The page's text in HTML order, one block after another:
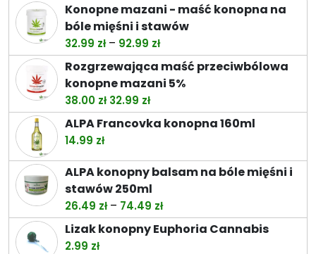
Konopne mazani - maść konopna na
bóle mięśni i stawów
32.99 zł – 92.99 złZakres
cen:
od
do
92.99 zł
Rozgrzewająca maść przeciwbólowa
konopne mazani 5%
38.00 zł Pierwotna
cena
32.99 złAktualna
cena
ALPA Francovka konopna 160ml
14.99 zł
ALPA konopny balsam na bóle mięśni i
stawów 250ml
26.49 zł – 74.49 złZakres
cen:
od
Lizak konopny Euphoria Cannabis
2.99 zł